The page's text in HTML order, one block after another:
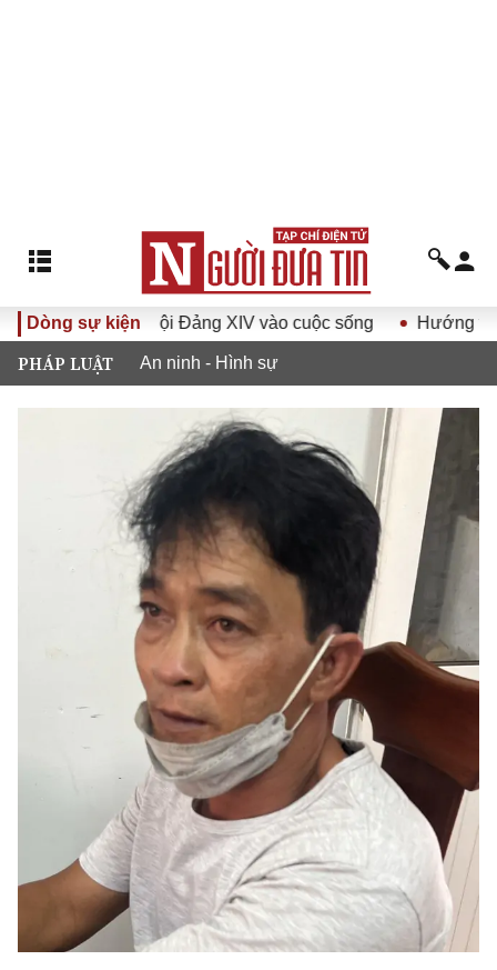
Dòng sự kiện
Đại hội Đảng XIV vào cuộc sống Hướng tới Đại hội
PHÁP LUẬT An ninh - Hình sự